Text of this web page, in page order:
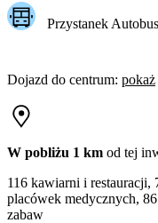
Przystanek
Dojazd do centrum: pokaż
W pobliżu 1 km od tej
116 kawiarni i
placówek medycznych,
zabaw